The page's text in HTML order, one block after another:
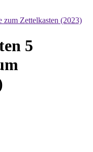
zum Zettelkasten (2023)
5